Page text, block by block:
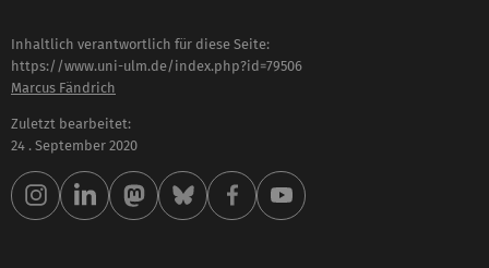
Inhaltlich verantwortlich für diese Seite:
https://www.uni-ulm.de/index.php?id=79506
Marcus Fändrich
Zuletzt bearbeitet:
24 . September 2020